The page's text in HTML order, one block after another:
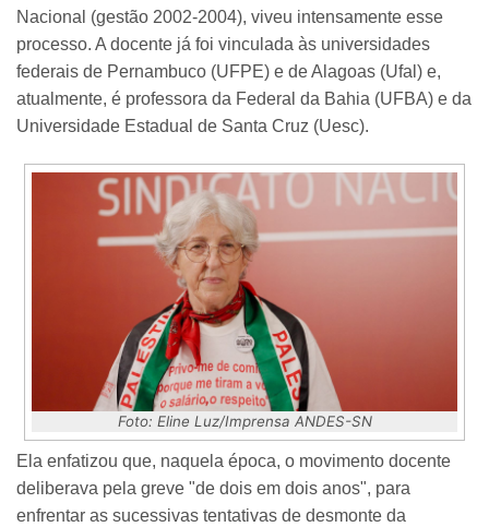
Nacional (gestão 2002-2004), viveu intensamente esse
processo. A docente já foi vinculada às universidades
federais de Pernambuco (UFPE) e de Alagoas (Ufal) e,
atualmente, é professora da Federal da Bahia (UFBA) e da
Universidade Estadual de Santa Cruz (Uesc).
Foto: Eline Luz/Imprensa ANDES-SN
Ela enfatizou que, naquela época, o movimento docente
deliberava pela greve "de dois em dois anos", para
enfrentar as sucessivas tentativas de desmonte da